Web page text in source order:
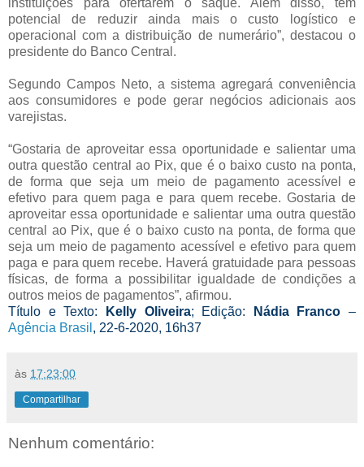
instituições para ofertarem o saque. Além disso, tem
potencial de reduzir ainda mais o custo logístico e
operacional com a distribuição de numerário”, destacou o
presidente do Banco Central.
Segundo Campos Neto, a sistema agregará conveniência
aos consumidores e pode gerar negócios adicionais aos
varejistas.
“Gostaria de aproveitar essa oportunidade e salientar uma
outra questão central ao Pix, que é o baixo custo na ponta,
de forma que seja um meio de pagamento acessível e
efetivo para quem paga e para quem recebe. Gostaria de
aproveitar essa oportunidade e salientar uma outra questão
central ao Pix, que é o baixo custo na ponta, de forma que
seja um meio de pagamento acessível e efetivo para quem
paga e para quem recebe. Haverá gratuidade para pessoas
físicas, de forma a possibilitar igualdade de condições a
outros meios de pagamentos”, afirmou.
Título e Texto:
Kelly Oliveira; Edição: Nádia Franco –
Agência Brasil , 22-6-2020, 16h37
às 17:23:00
Compartilhar
Nenhum comentário: